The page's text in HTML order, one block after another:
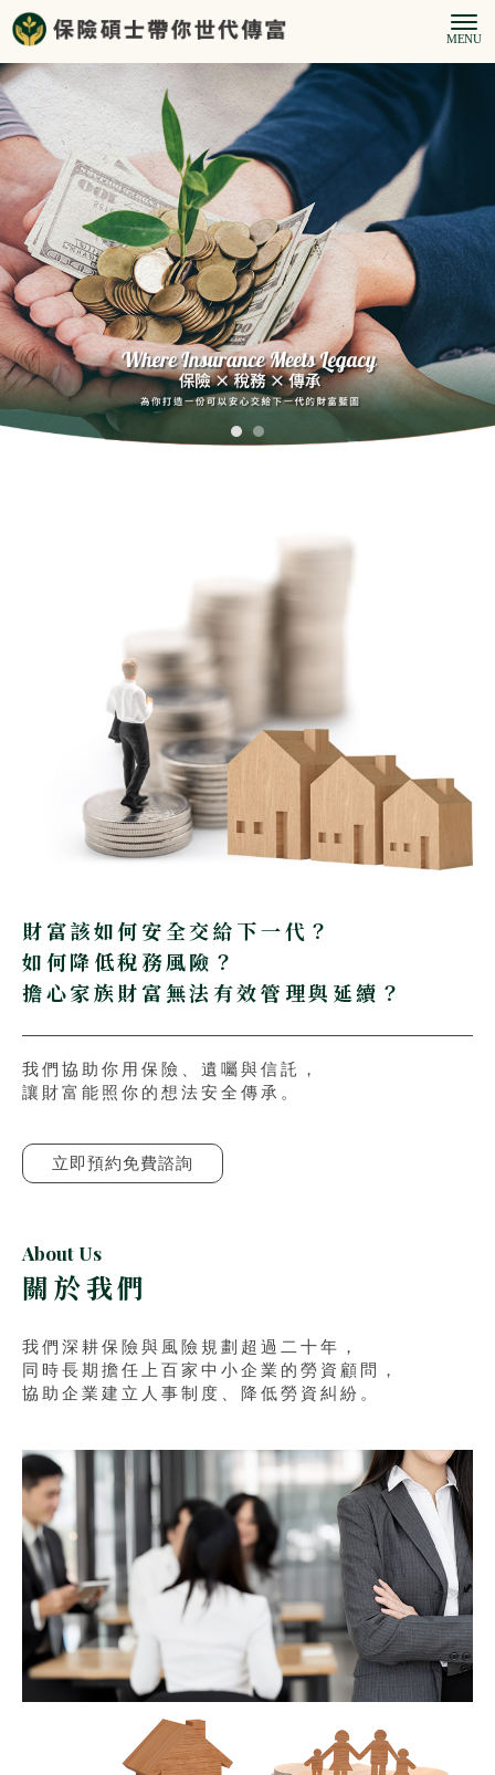
財富該如何安全交給下一代？
如何降低稅務風險？
擔心家族財富無法有效管理與延續？
我們協助你用保險、遺囑與信託，
讓財富能照你的想法安全傳承。
立即預約免費諮詢
About Us
關於我們
我們深耕保險與風險規劃超過二十年，
同時長期擔任上百家中小企業的勞資顧問，
協助企業建立人事制度、降低勞資糾紛。